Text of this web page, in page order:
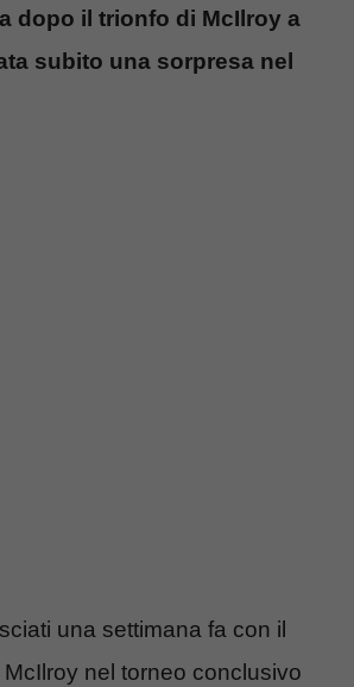
dopo il trionfo di McIlroy a
subito una sorpresa nel
una settimana fa con il
nel torneo conclusivo